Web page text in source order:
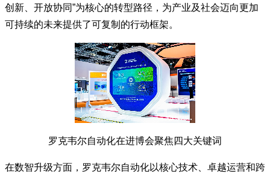
创新、开放协同”为核心的转型路径，为产业及社会迈向更加
可持续的未来提供了可复制的行动框架。
罗克韦尔自动化在进博会聚焦四大关键词
在数智升级方面，罗克韦尔自动化以核心技术、卓越运营和跨